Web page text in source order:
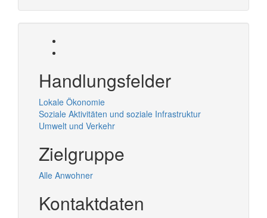
Handlungsfelder
Lokale Ökonomie
Soziale Aktivitäten und soziale Infrastruktur
Umwelt und Verkehr
Zielgruppe
Alle Anwohner
Kontaktdaten